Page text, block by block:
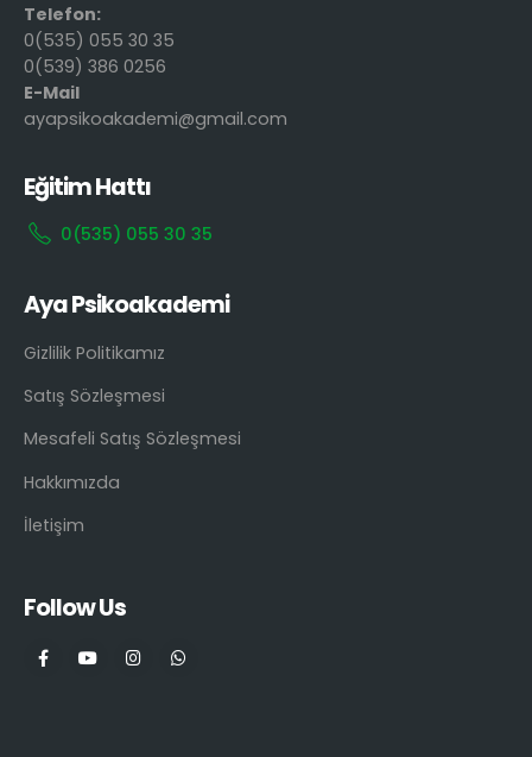
Telefon:
0(535) 055 30 35
0(539) 386 0256
E-Mail
ayapsikoakademi@gmail.com
Eğitim Hattı
0(535) 055 30 35
Aya Psikoakademi
Gizlilik Politikamız
Satış Sözleşmesi
Mesafeli Satış Sözleşmesi
Hakkımızda
İletişim
Follow Us